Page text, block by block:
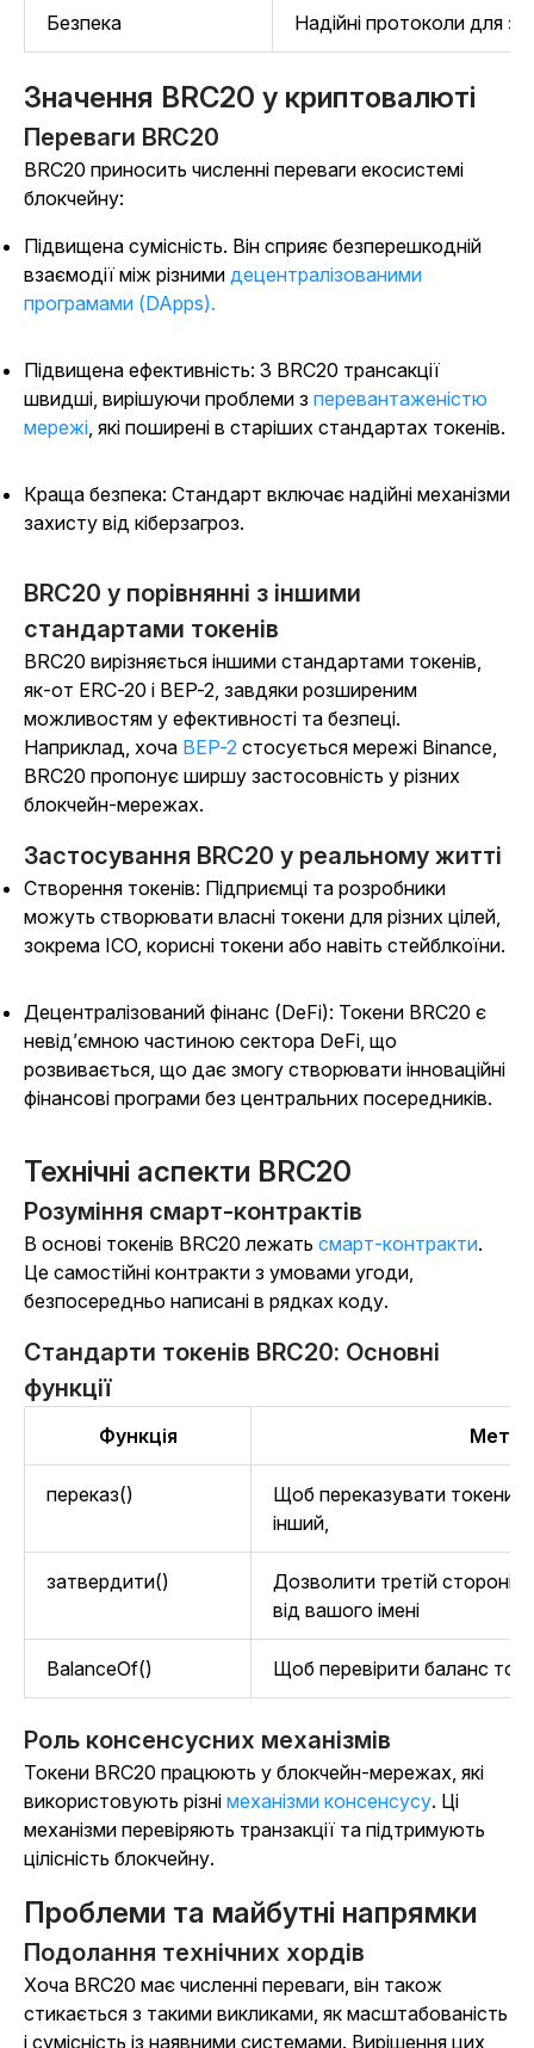
Безпека Надійні протоколи для
Значення BRC20 у криптовалюті
Переваги BRC20
BRC20 приносить численні переваги екосистемі
блокчейну:
Підвищена сумісність. Він сприяє безперешкодній
взаємодії між різними децентралізованими
програмами (DApps).
Підвищена ефективність: З BRC20 трансакції
швидші, вирішуючи проблеми з перевантаженістю
мережі, які поширені в старіших стандартах токенів.
Краща безпека: Стандарт включає надійні механізми
захисту від кіберзагроз.
BRC20 у порівнянні з іншими
стандартами токенів
BRC20 вирізняється іншими стандартами токенів,
як-от ERC-20 і BEP-2, завдяки розширеним
можливостям у ефективності та безпеці.
Наприклад, хоча BEP-2 стосується мережі Binance,
BRC20 пропонує ширшу застосовність у різних
блокчейн-мережах.
Застосування BRC20 у реальному житті
Створення токенів: Підприємці та розробники
можуть створювати власні токени для різних цілей,
зокрема ICO, корисні токени або навіть стейблкоїни.
Децентралізований фінанс (DeFi): Токени BRC20 є
невід’ємною частиною сектора DeFi, що
розвивається, що дає змогу створювати інноваційні
фінансові програми без центральних посередників.
Технічні аспекти BRC20
Розуміння смарт-контрактів
В основі токенів BRC20 лежать смарт-контракти.
Це самостійні контракти з умовами угоди,
безпосередньо написані в рядках коду.
Стандарти токенів BRC20: Основні
функції
Функція Мета
переказ()
Щоб переказувати токени
інший,
затвердити()
Дозволити третій стороні
від вашого імені
BalanceOf() Щоб перевірити баланс
Роль консенсусних механізмів
Токени BRC20 працюють у блокчейн-мережах, які
використовують різні механізми консенсусу. Ці
механізми перевіряють транзакції та підтримують
цілісність блокчейну.
Проблеми та майбутні напрямки
Подолання технічних хордів
Хоча BRC20 має численні переваги, він також
стикається з такими викликами, як масштабованість
і сумісність із наявними системами. Вирішення цих